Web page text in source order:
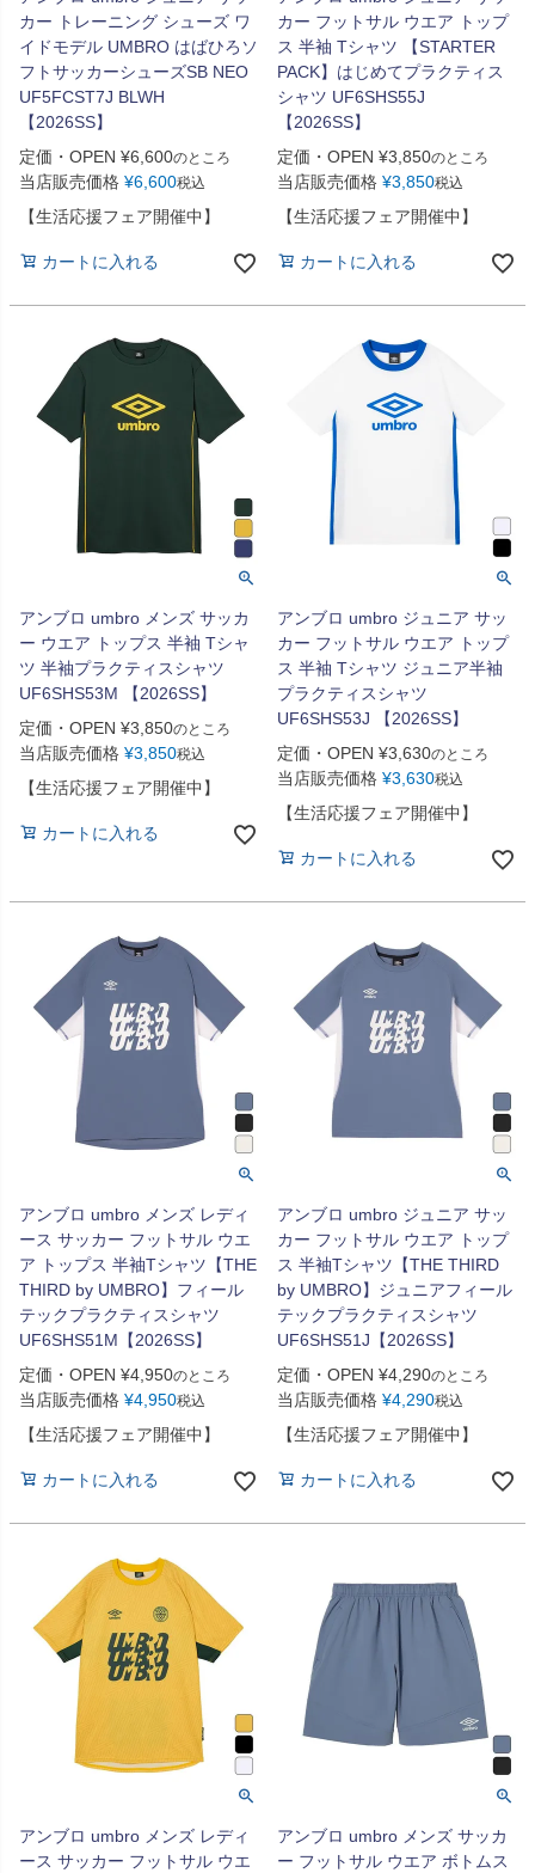
カー トレーニング シューズ ワ
イドモデル UMBRO はばひろソ
フトサッカーシューズSB NEO
UF5FCST7J BLWH
【2026SS】
定価・OPEN ¥6,600のところ
当店販売価格 ¥6,600税込
【生活応援フェア開催中】
カートに入れる
カー フットサル ウエア トップ
ス 半袖 Tシャツ 【STARTER
PACK】はじめてプラクティス
シャツ UF6SHS55J
【2026SS】
定価・OPEN ¥3,850のところ
当店販売価格 ¥3,850税込
【生活応援フェア開催中】
カートに入れる
アンブロ umbro メンズ サッカ
ー ウエア トップス 半袖 Tシャ
ツ 半袖プラクティスシャツ
UF6SHS53M 【2026SS】
定価・OPEN ¥3,850のところ
当店販売価格 ¥3,850税込
【生活応援フェア開催中】
カートに入れる
アンブロ umbro ジュニア サッ
カー フットサル ウエア トップ
ス 半袖 Tシャツ ジュニア半袖
プラクティスシャツ
UF6SHS53J 【2026SS】
定価・OPEN ¥3,630のところ
当店販売価格 ¥3,630税込
【生活応援フェア開催中】
カートに入れる
アンブロ umbro メンズ レディ
ース サッカー フットサル ウエ
ア トップス 半袖Tシャツ【THE
THIRD by UMBRO】フィール
テックプラクティスシャツ
UF6SHS51M【2026SS】
定価・OPEN ¥4,950のところ
当店販売価格 ¥4,950税込
【生活応援フェア開催中】
カートに入れる
アンブロ umbro ジュニア サッ
カー フットサル ウエア トップ
ス 半袖Tシャツ【THE THIRD
by UMBRO】ジュニアフィール
テックプラクティスシャツ
UF6SHS51J【2026SS】
定価・OPEN ¥4,290のところ
当店販売価格 ¥4,290税込
【生活応援フェア開催中】
カートに入れる
アンブロ umbro メンズ レディ
ース サッカー フットサル ウエ
アンブロ umbro メンズ サッカ
ー フットサル ウエア ボトムス